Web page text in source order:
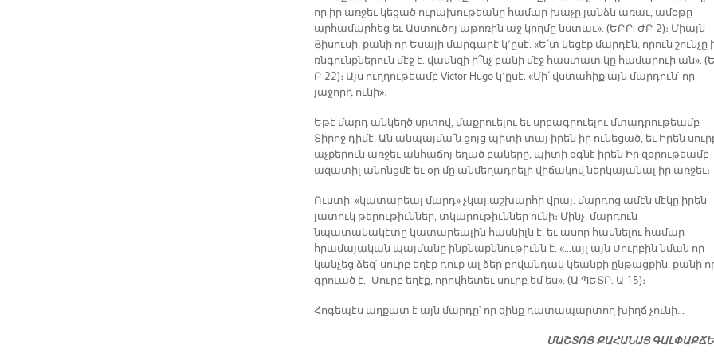
որ իր առջեւ կեցած ուրախութեանը համար խաչը յանձն առաւ, ամօթը
արհամարհեց եւ Աստուծոյ աթոռին աջ կողմը նստաւ». (ԵԲՐ. ԺԲ 2)։ Միայն
Յիսուսի, քանի որ Եսայի մարգարէ կ՚ըսէ. «Ե՛տ կեցէք մարդէն, որուն շունչը
ռնգունքներուն մէջ է. վասնզի ի՞նչ բանի մէջ հաստատ կը համարուի ան».
Բ 22)։ Այս ուղղութեամբ Victor Hugo կ՚ըսէ. «Մի՛ վստահիք այն մարդուն՝ որ
յաջորդ ունի»։
Եթէ մարդ անկեղծ սրտով, մաքրուելու եւ սրբագրուելու մտադրութեամբ
Տիրոջ դիմէ, Ան անպայմա՛ն ցոյց պիտի տայ իրեն իր ունեցած, եւ Իրեն
աչքերուն առջեւ անհաճոյ եղած բաները, պիտի օգնէ իրեն Իր զօրութեամբ
ազատիլ անոնցմէ եւ օր մը անմեղադրելի վիճակով ներկայանալ իր առջեւ։
Ուստի, «կատարեալ մարդ» չկայ աշխարհի վրայ. մարդոց ամէն մէկը իրեն
յատուկ թերութիւններ, տկարութիւններ ունի։ Մինչ, մարդուն
նպատակակէտը կատարեալին հասնիլն է, եւ ասոր հասնելու համար
հրամայական պայմանը ինքնաքննութիւնն է. «…այլ այն Սուրբին նման որ
կանչեց ձեզ՝ սուրբ եղէք դուք ալ ձեր բովանդակ կեանքի ընթացքին, քանի
գրուած է.- Սուրբ եղէք, որովհետեւ սուրբ եմ ես». (Ա ՊԵՏՐ. Ա 15)։
Հոգեպէս աղքատ է այն մարդը՝ որ զինք դատապարտող խիղճ չունի…
ՄԱՇՏՈՑ ՔԱՀԱՆԱՅ